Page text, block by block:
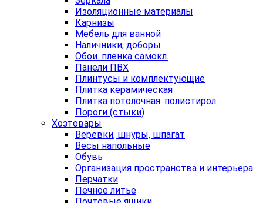
Изоляционные материалы
Карнизы
Мебель для ванной
Наличники, доборы
Обои. пленка самокл.
Панели ПВХ
Плинтусы и комплектующие
Плитка керамическая
Плитка потолочная. полистирол
Пороги (стыки)
Хозтовары
Веревки, шнуры, шпагат
Весы напольные
Обувь
Организация пространства и интерьера
Перчатки
Печное литье